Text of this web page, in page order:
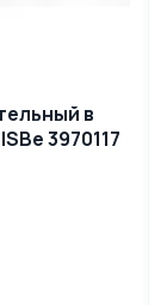
в
3970117